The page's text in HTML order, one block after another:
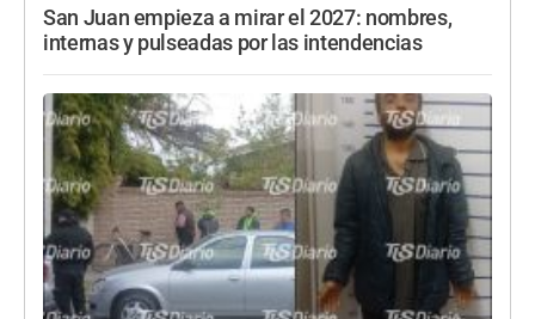
San Juan empieza a mirar el 2027: nombres,
internas y pulseadas por las intendencias